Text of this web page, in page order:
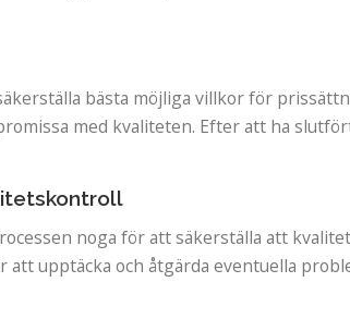
bästa möjliga villkor för
med kvaliteten. Efter att ha
noga för att säkerställa att
upptäcka och åtgärda eventuella